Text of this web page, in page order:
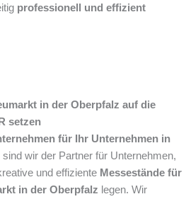
professionell und effizient
in der Oberpfalz auf die
setzen
für Ihr Unternehmen in
sind wir der Partner für Unternehmen,
und effiziente Messestände für
in der Oberpfalz legen. Wir